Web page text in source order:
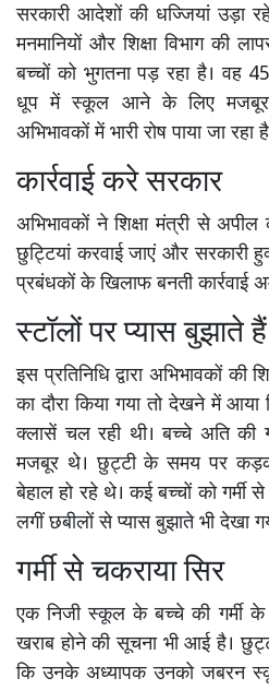
सरकारी आदेशों की धज्जियां उड़ा
मनमानियों और शिक्षा विभाग की
बच्चों को भुगतना पड़ रहा है। वह
धूप में स्कूल आने के लिए
अभिभावकों में भारी रोष पाया जा रहा
कार्रवाई करे सरकार
अभिभावकों ने शिक्षा मंत्री से
छुट्टियां करवाई जाएं और सरकारी
प्रबंधकों के खिलाफ बनती कार्रवाई
स्टॉलों पर प्यास बुझाते
इस प्रतिनिधि द्वारा अभिभावकों
का दौरा किया गया तो देखने में आया
क्लासें चल रही थी। बच्चे अति की
मजबूर थे। छुट्टी के समय पर
बेहाल हो रहे थे। कई बच्चों को गर्मी
लगीं छबीलों से प्यास बुझाते भी देखा
गर्मी से चकराया सिर
एक निजी स्कूल के बच्चे की गर्मी
खराब होने की सूचना भी आई है।
कि उनके अध्यापक उनको जबरन